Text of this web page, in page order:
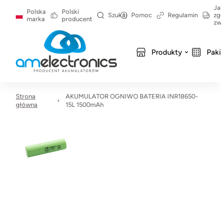
Polska
marka
Polski
producent
Szukaj Pomoc Regulamin
Produkty
Strona
główna
AKUMULATOR OGNIWO BATERIA INR18650-
15L 1500mAh